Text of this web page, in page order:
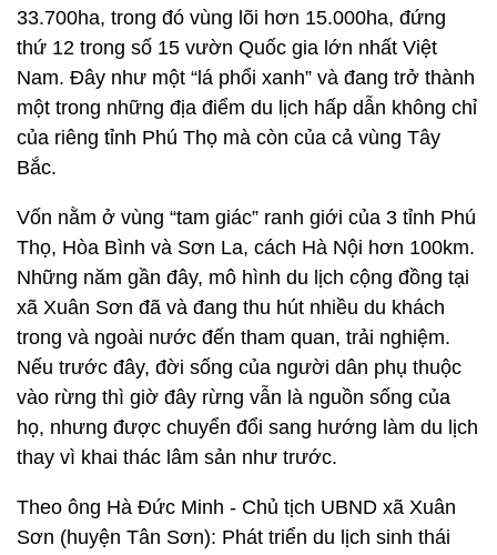
33.700ha, trong đó vùng lõi hơn 15.000ha, đứng
thứ 12 trong số 15 vườn Quốc gia lớn nhất Việt
Nam. Đây như một “lá phổi xanh” và đang trở thành
một trong những địa điểm du lịch hấp dẫn không chỉ
của riêng tỉnh Phú Thọ mà còn của cả vùng Tây
Bắc.
Vốn nằm ở vùng “tam giác” ranh giới của 3 tỉnh Phú
Thọ, Hòa Bình và Sơn La, cách Hà Nội hơn 100km.
Những năm gần đây, mô hình du lịch cộng đồng tại
xã Xuân Sơn đã và đang thu hút nhiều du khách
trong và ngoài nước đến tham quan, trải nghiệm.
Nếu trước đây, đời sống của người dân phụ thuộc
vào rừng thì giờ đây rừng vẫn là nguồn sống của
họ, nhưng được chuyển đổi sang hướng làm du lịch
thay vì khai thác lâm sản như trước.
Theo ông Hà Đức Minh - Chủ tịch UBND xã Xuân
Sơn (huyện Tân Sơn): Phát triển du lịch sinh thái